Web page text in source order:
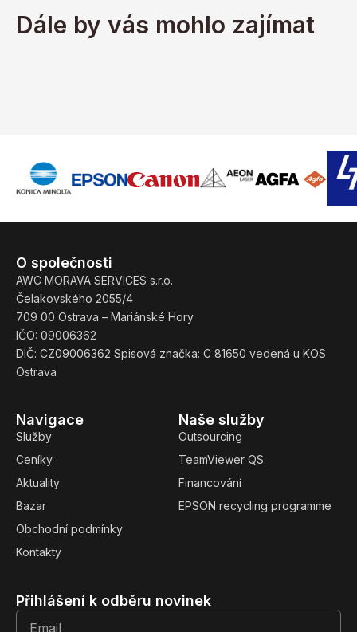
Dále by vás mohlo zajímat
Naše služby
Outsourcing
TeamViewer QS
Financování
EPSON recycling programme
Navigace
Služby
Ceníky
Aktuality
Bazar
Obchodní podmínky
Kontakty
O společnosti
AWC MORAVA SERVICES s.r.o.
Čelakovského 2055/4
709 00 Ostrava – Mariánské Hory
IČO: 09006362
DIČ: CZ09006362 Spisová značka: C 81650 vedená u KOS
Ostrava
Přihlášení k odběru novinek